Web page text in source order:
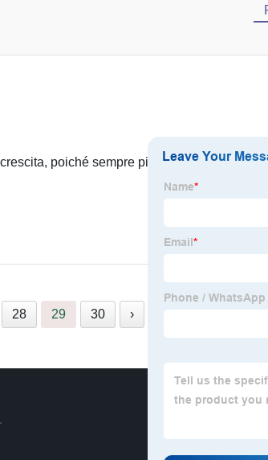
poiché sempre più persone cercano di
28 29 30 ›